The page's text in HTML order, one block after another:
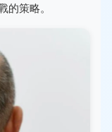
策略。